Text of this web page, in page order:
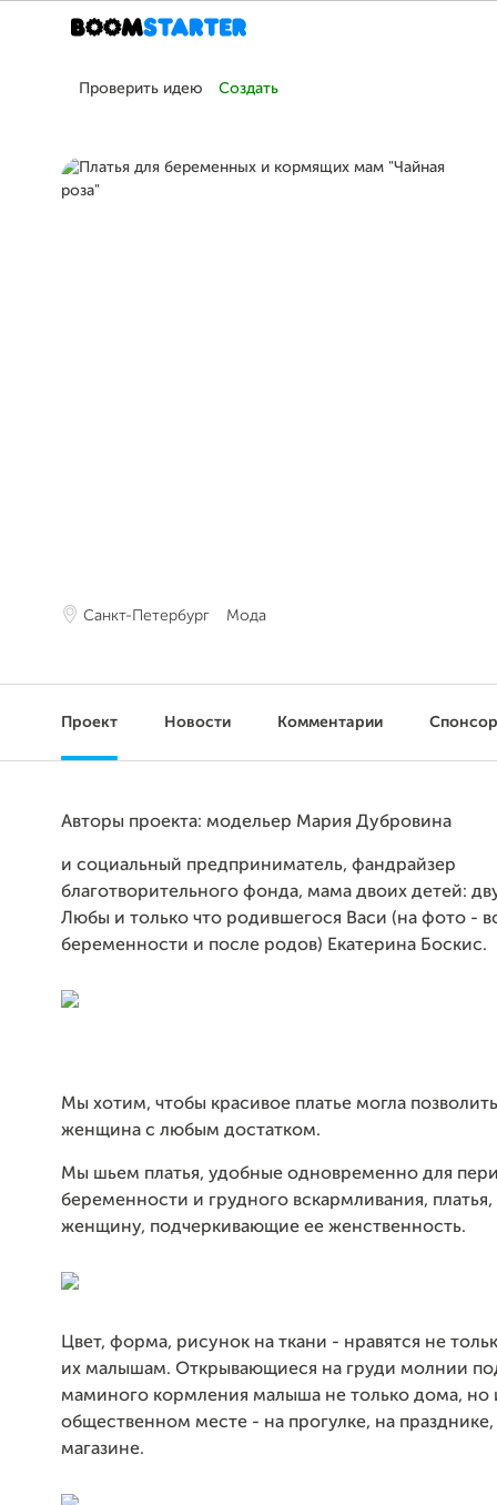
Проверить идею Создать
Санкт-Петербург Мода
Проект Новости Комментарии
Авторы проекта: модельер Мария Дубровина
и социальный предприниматель, фандрайзер
благотворительного фонда, мама двоих детей:
Любы и только что родившегося Васи (на фото -
беременности и после родов) Екатерина Боскис.
Мы хотим, чтобы красивое платье могла
женщина с любым достатком.
Мы шьем платья, удобные одновременно для
беременности и грудного вскармливания,
женщину, подчеркивающие ее женственность.
Цвет, форма, рисунок на ткани - нравятся не
их малышам. Открывающиеся на груди молнии
маминого кормления малыша не только дома, но
общественном месте - на прогулке, на празднике,
магазине.